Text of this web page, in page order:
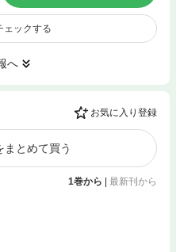
ェックする
へ
お気に入り登録
まとめて買う
1巻から 最新刊から